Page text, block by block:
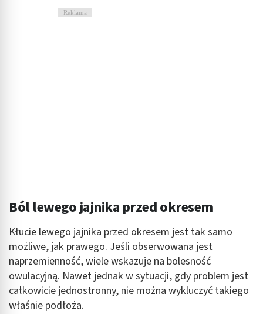
Reklama
Ból lewego jajnika przed okresem
Kłucie lewego jajnika przed okresem jest tak samo
możliwe, jak prawego. Jeśli obserwowana jest
naprzemienność, wiele wskazuje na bolesność
owulacyjną. Nawet jednak w sytuacji, gdy problem jest
całkowicie jednostronny, nie można wykluczyć takiego
właśnie podłoża.